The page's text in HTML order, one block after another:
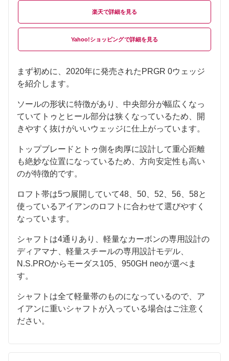
楽天
Yahoo!ショッピング
まず初めに、2020年に発売されたPRGR 0ウェッジ
を紹介します。
ソールの形状に特徴があり、中央部分が幅広くなっ
ていてトゥとヒール部分は狭くなっているため、開
きやすく抜けがいいウェッジに仕上がっています。
トップブレードとトゥ側を肉厚に設計して重心距離
も絶妙な位置になっているため、方向安定性も高い
のが特徴的です。
ロフト帯は5つ展開していて48、50、52、56、58と
使っているアイアンのロフトに合わせて選びやすく
なっています。
シャフトは4通りあり、軽量なカーボンの専用設計の
ディアマナ、軽量スチールの専用設計モデル、
N.S.PROからモーダス105、950GH neoが選べま
す。
シャフトは全て軽量帯のものになっているので、ア
イアンに重いシャフトが入っている場合はご注意く
ださい。